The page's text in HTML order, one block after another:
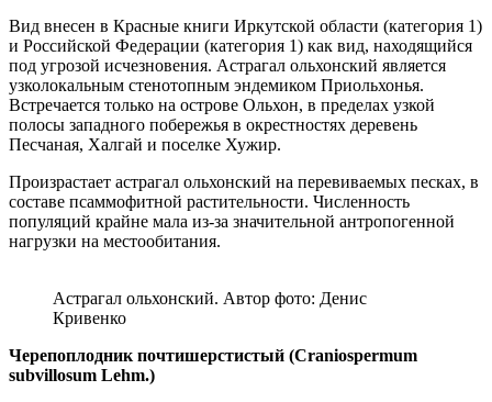
Вид внесен в Красные книги Иркутской области (категория 1)
и Российской Федерации (категория 1) как вид, находящийся
под угрозой исчезновения. Астрагал ольхонский является
узколокальным стенотопным эндемиком Приольхонья.
Встречается только на острове Ольхон, в пределах узкой
полосы западного побережья в окрестностях деревень
Песчаная, Халгай и поселке Хужир.
Произрастает астрагал ольхонский на перевиваемых песках, в
составе псаммофитной растительности. Численность
популяций крайне мала из-за значительной антропогенной
нагрузки на местообитания.
Астрагал ольхонский. Автор фото: Денис
Кривенко
Черепоплодник почтишерстистый (Craniospermum
subvillosum Lehm.)